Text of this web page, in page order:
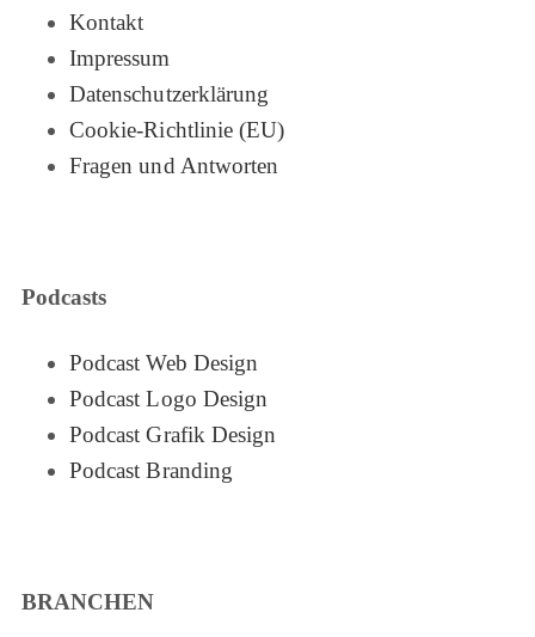
Kontakt
Impressum
Datenschutzerklärung
Cookie-Richtlinie (EU)
Fragen und Antworten
Podcasts
Podcast Web Design
Podcast Logo Design
Podcast Grafik Design
Podcast Branding
BRANCHEN